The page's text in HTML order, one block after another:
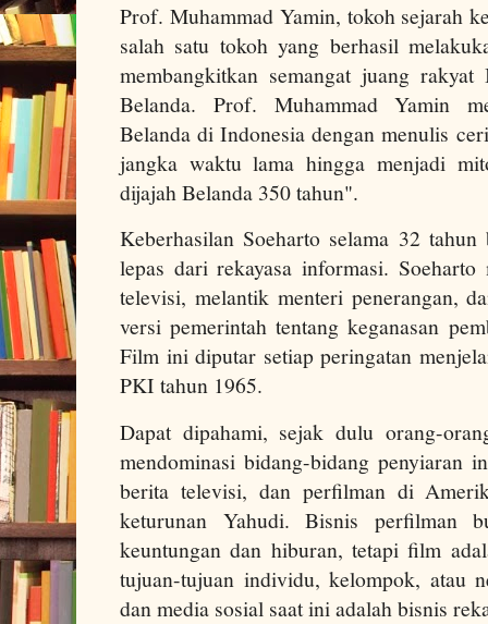
Prof. Muhammad Yamin, tokoh sejarah
salah satu tokoh yang berhasil
membangkitkan semangat juang rakyat
Belanda. Prof. Muhammad Yamin
Belanda di Indonesia dengan menulis
jangka waktu lama hingga menjadi
dijajah Belanda 350 tahun".
Keberhasilan Soeharto selama 32
lepas dari rekayasa informasi.
televisi, melantik menteri penerangan,
versi pemerintah tentang keganasan
Film ini diputar setiap peringatan
PKI tahun 1965.
Dapat dipahami, sejak dulu orang-
mendominasi bidang-bidang penyiaran
berita televisi, dan perfilman di
keturunan Yahudi. Bisnis perfilman
keuntungan dan hiburan, tetapi film
tujuan-tujuan individu, kelompok, atau
dan media sosial saat ini adalah bisnis